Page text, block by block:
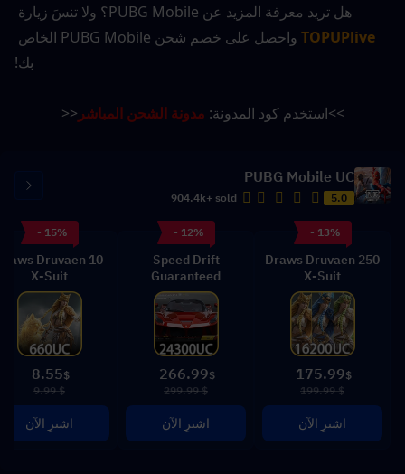
هل تريد معرفة المزيد عن PUBG Mobile؟ ولا تنسَ زيارة
TOPUPlive
بك!
>>استخدم كود المدونة: مدونة الشحن المباشر <<
PUBG Mobile UC
5.0
904.4k+ sold
- 13%
250 Draws Druvaen
X-Suit
$
175.99
$ 199.99
اشترِ الآن
- 12%
Speed Drift
Guaranteed
$
266.99
$ 299.99
اشترِ الآن
- 15%
Draws Druvaen
X-Suit
$
8.55
$ 9.99
اشترِ الآن